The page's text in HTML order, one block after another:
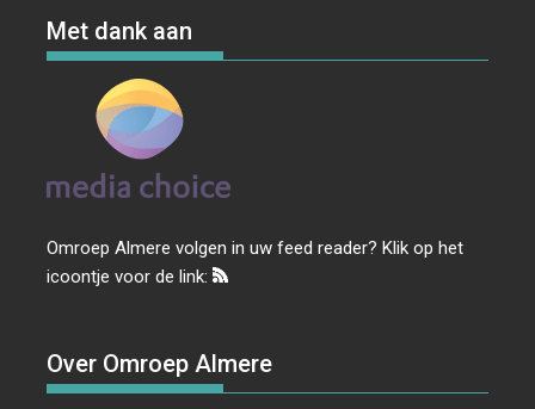
Met dank aan
Omroep Almere volgen in uw feed reader? Klik op het
icoontje voor de link:
Over Omroep Almere